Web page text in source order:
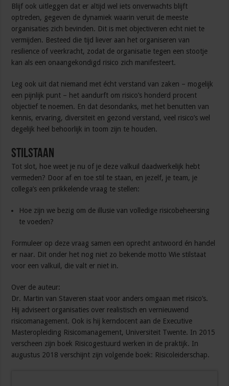
Blijf ook uitleggen dat er altijd wel iets onverwachts blijft
optreden, gegeven de dynamiek waarin veruit de meeste
organisaties zich bevinden. Dit is met objectiveren echt niet te
vermijden. Besteed die tijd liever aan het organiseren van
resilience of veerkracht, zodat de organisatie tegen een stootje
kan als een onaangekondigd risico zich manifesteert.
Leg ook uit dat niemand met écht verstand van zaken – mogelijk
een pijnlijk punt – het aandurft om risico’s honderd procent
objectief te noemen. En dat desondanks, met het benutten van
kennis, ervaring, diversiteit en gezond verstand, veel risico’s wel
degelijk heel behoorlijk in toom zijn te houden.
Stilstaan
Tot slot, hoe weet je nu of je deze valkuil daadwerkelijk hebt
vermeden? Door af en toe stil te staan, en jezelf, je team, je
collega’s een prikkelende vraag te stellen:
Hoe zijn we bezig om de illusie van volledige risicobeheersing
te voeden?
Formuleer op deze vraag samen een oprecht antwoord én handel
er naar. Dit onder het nog niet zo bekende motto Wie stilstaat
voor een valkuil, die valt er niet in.
Over de auteur:
Dr. Martin van Staveren staat voor anders omgaan met risico’s.
Hij adviseert organisaties over realistisch en vernieuwend
risicomanagement. Ook is hij kerndocent aan de Executive
Masteropleiding Risicomanagement, Universiteit Twente. In 2015
verscheen zijn boek Risicogestuurd werken in de praktijk. In
augustus 2018 verschijnt zijn volgende boek: Risicoleiderschap.